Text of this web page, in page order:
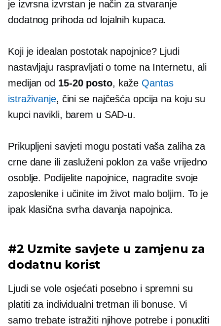
je izvrsna izvrstan je način za stvaranje
dodatnog prihoda od lojalnih kupaca.
Koji je idealan postotak napojnice? Ljudi
nastavljaju raspravljati o tome na Internetu, ali
medijan od 15-20posto, kaže Qantas
istraživanje, čini se najčešća opcija na koju su
kupci navikli, barem u SAD-u.
Prikupljeni savjeti mogu postati vaša zaliha za
crne dane ili zasluženipoklon za vaše vrijedno
osoblje. Podijelite napojnice, nagradite svoje
zaposlenike i učinite im život malo boljim. To je
ipak klasična svrha davanja napojnica.
#2 Uzmite savjete u zamjenu za
dodatnu korist
Ljudi se vole osjećati posebno i spremni su
platiti za individualni tretman ili bonuse. Vi
samo trebate istražiti njihove potrebe i ponuditi